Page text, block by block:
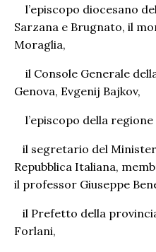
l’episcopo diocesano
Sarzana e Brugnato, il
Moraglia,
il Console Generale
Genova, Evgenij Bajkov,
l’episcopo della
il segretario del
Repubblica Italiana,
il professor Giuseppe
il Prefetto della
Forlani,